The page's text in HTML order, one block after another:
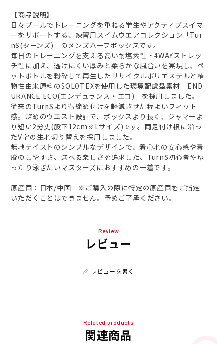
【商品説明】
日々プールでトレーニングを重ねる学生やアクティブスイマ
ーをサポートする、練習用スイムウエアコレクション「Tur
nS(ターンズ)」のメンズハーフボックスです。
毎日のトレーニングを支える高い耐塩素性・4WAYストレッ
チ性に加え、透けにくい厚みと柔らかな風合いを実現し、ペ
ットボトルを粉砕して再生したリサイクルポリエステルと植
物性由来原料のSOLOTEXを使用した環境配慮型素材「END
URANCE ECO(エンデュランス・エコ)」を採用しました。
従来のTurnSよりも締め付けを軽減させた程よいフィット
感。深めのウエスト設計で、ボックスより長く、ジャマーよ
り短い2分丈(股下12cm※Lサイズ)です。両足付け根に沿っ
たV字の生地切り替えを採用しました。
無地テイストのシンプルなデザインで、着心地の安心感や着
脱のしやすさ、選べる楽しさを追求した、TurnS初心者やゆ
ったり泳ぎたいマスターズにおすすめの一着です。
原産国：日本/中国 ※ご購入の際に特定の原産国をご指定
いただくことはできません。予めご了承ください。
Review
レビュー
レビューを書く
Related products
関連商品